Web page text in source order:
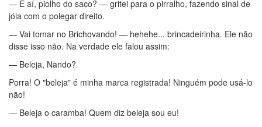
— E aí, piolho do saco? — gritei para o pirralho, fazendo sinal de
jóia com o polegar direito.
— Vai tomar no Brichovando! — hehehe... brincadeirinha. Ele não
disse isso não. Na verdade ele falou assim:
— Beleja, Nando?
Porra! O "beleja" é minha marca registrada! Ninguém pode usá-lo
não!
— Beleja o caramba! Quem diz beleja sou eu!